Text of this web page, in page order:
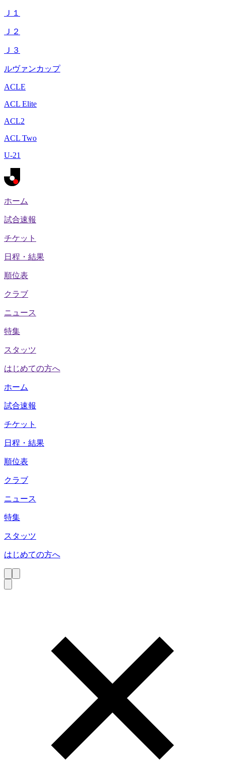
Ｊ１
Ｊ２
Ｊ３
ルヴァンカップ
ACLE
ACL Elite
ACL2
ACL Two
U-21
ホーム
試合速報
チケット
日程・結果
順位表
クラブ
ニュース
特集
スタッツ
はじめての方へ
ホーム
試合速報
チケット
日程・結果
順位表
クラブ
ニュース
特集
スタッツ
はじめての方へ